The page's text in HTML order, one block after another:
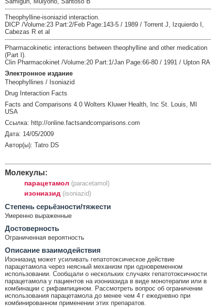
Theophylline-isoniazid interaction.
DICP /Volume:23 Part:2/Feb Page:143-5 / 1989 / Torrent J, Izquierdo I,
Cabezas R et al
Pharmacokinetic interactions between theophylline and other medication
(Part I).
Clin Pharmacokinet /Volume:20 Part:1/Jan Page:66-80 / 1991 / Upton RA
Электронное издание
Theophyllines / Isoniazid
Drug Interaction Facts
Facts and Comparisons 4.0 Wolters Kluwer Health, Inc St. Louis, MI
USA
Ссылка: http://online.factsandcomparisons.com
Дата: 14/05/2009
Автор(ы): Tatro DS
Молекулы:
парацетамол (paracetamol)
изониазид (isoniazid)
Cтепень серьёзности/тяжести
Умеренно выраженные
Достоверность
Ограниченная вероятность
Описание взаимодействия
Изониазид может усиливать гепатотоксическое действие
парацетамола через неясный механизм при одновременном
использовании. Сообщали о нескольких случаях гепатотоксичности
парацетамола у пациентов на изониазида в виде монотерапии или в
комбинации с рифампицином. Рассмотреть вопрос об ограничении
использования парацетамола до менее чем 4 г ежедневно при
комбинированном применении этих препаратов.